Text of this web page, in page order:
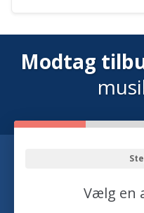
Modtag
Vælg en